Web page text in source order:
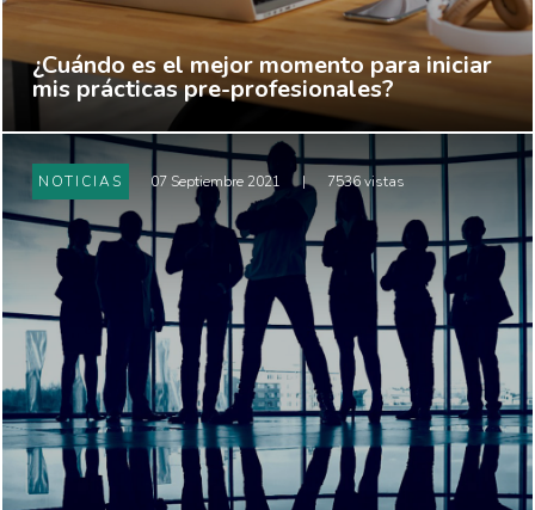
¿Cuándo es el mejor momento para iniciar
mis prácticas pre-profesionales?
NOTICIAS 07 Septiembre 2021 | 7536 vistas